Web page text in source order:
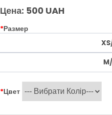
Цена: 500 UAH
*Размер
*Цвет